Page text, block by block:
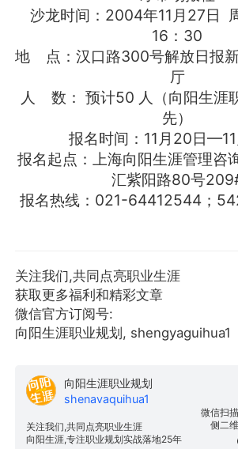
沙龙时间：2004年11月27日
16：30
地 点：汉口路300号解放日报
厅
人 数： 预计50 人（向阳生涯
先）
报名时间：11月20日
报名起点：上海向阳生涯管理咨
汇紫阳路80号
报名热线：021-64412544；
关注我们,共同点亮职业生涯
获取更多福利和精彩文章
微信官方订阅号:
向阳生涯职业规划, shengyaguihua1
微信扫
侧二
向阳生涯职业规划
shenavaquihua1
关注我们,共同点亮职业生涯
向阳生涯,专注职业规划实战落地25年